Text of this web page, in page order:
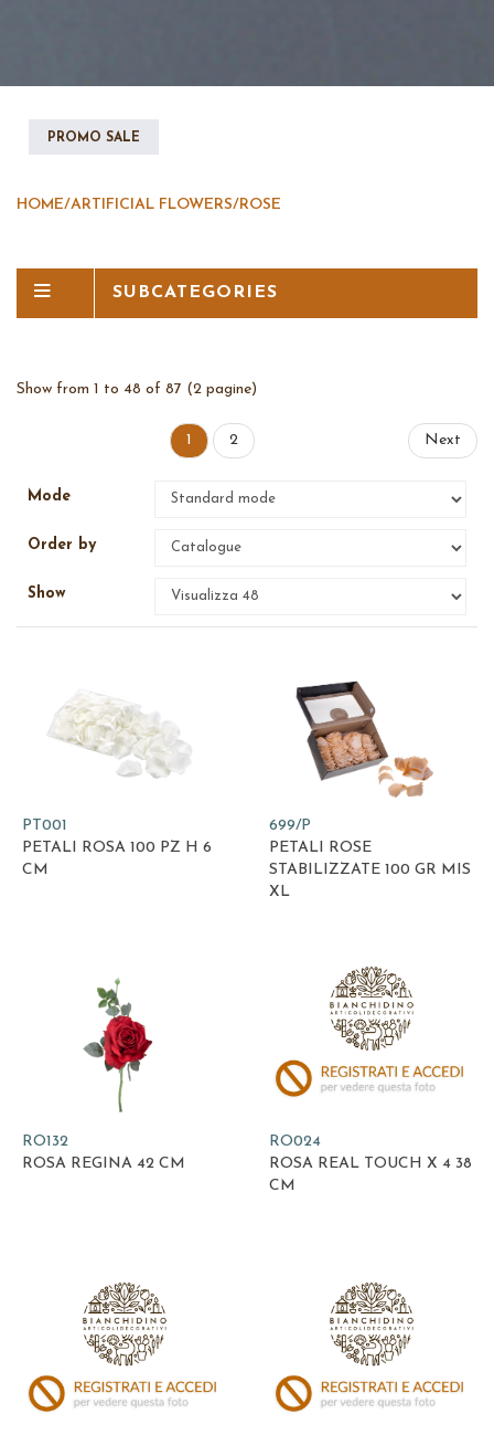
PROMO SALE
HOME/ARTIFICIAL FLOWERS/ROSE
SUBCATEGORIES
Show from 1 to 48 of 87 (2 pagine)
1 2 Next
Mode
Order by
Show
PT001
PETALI ROSA 100 PZ H 6
CM
699/P
PETALI ROSE
STABILIZZATE 100 GR MIS
XL
RO132
ROSA REGINA 42 CM
RO024
ROSA REAL TOUCH X 4 38
CM